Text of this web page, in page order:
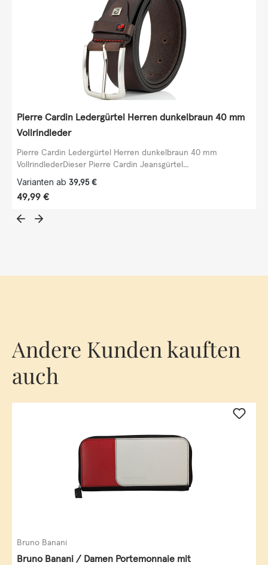
Pierre Cardin Ledergürtel Herren dunkelbraun 40 mm
Vollrindleder
Pierre Cardin Ledergürtel Herren dunkelbraun 40 mm
VollrindlederDieser Pierre Cardin Jeansgürtel...
Varianten ab 39,95 €
Regulärer Preis:
49,99 €
Andere Kunden kauften
auch
Bruno Banani
Bruno Banani / Damen Portemonnaie mit